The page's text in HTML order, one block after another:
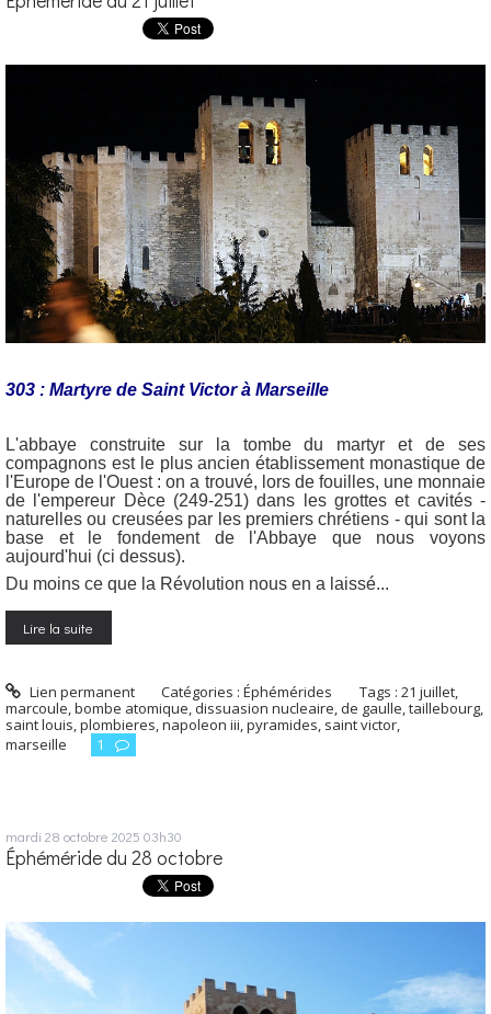
303 : Martyre de Saint Victor à Marseille
L'abbaye construite sur la tombe du martyr et de ses
compagnons est le plus ancien établissement monastique de
l'Europe de l'Ouest : on a trouvé, lors de fouilles, une monnaie
de l'empereur Dèce (249-251) dans les grottes et cavités -
naturelles ou creusées par les premiers chrétiens - qui sont la
base et le fondement de l'Abbaye que nous voyons
aujourd'hui (ci dessus).
Du moins ce que la Révolution nous en a laissé...
Lire la suite
Lien permanent Catégories :Éphémérides Tags :21 juillet,
marcoule,bombe atomique, dissuasion nucleaire, de gaulle,taillebourg,
saint louis,plombieres,napoleon iii,pyramides, saint victor,
marseille
1
mardi 28 octobre 2025 03h30
Éphéméride du 28 octobre